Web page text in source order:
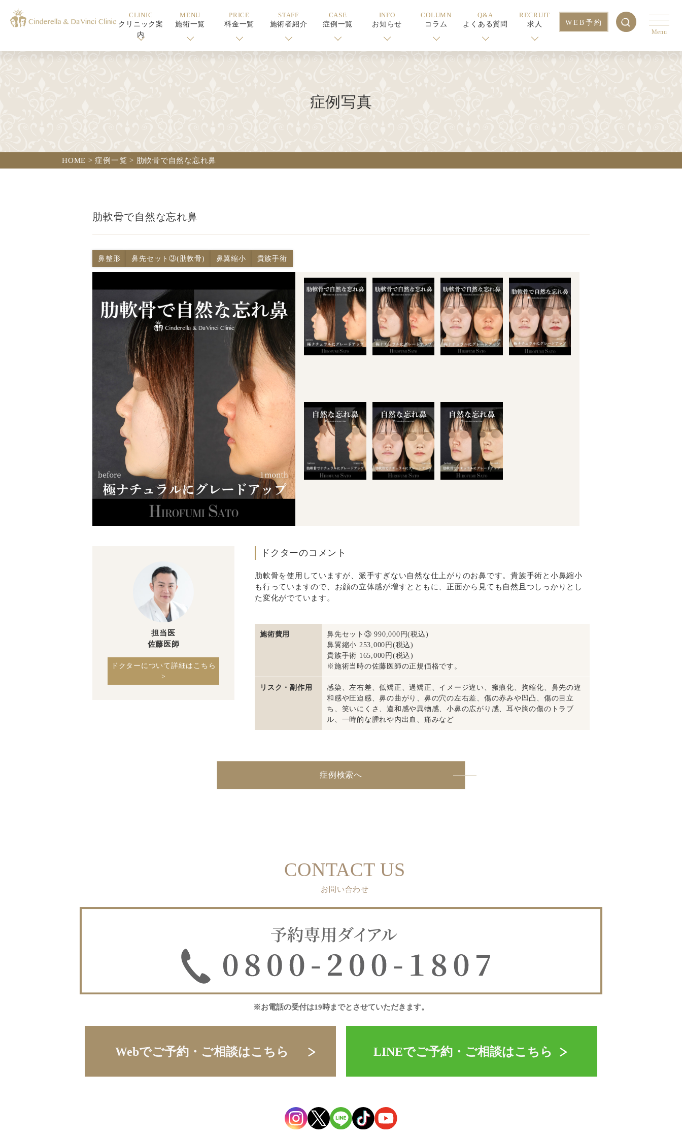
CLINIC
クリニック案
内
MENU
施術一覧
PRICE
料金一覧
STAFF
施術者紹介
CASE
症例一覧
INFO
お知らせ
COLUMN
コラム
Q&A
よくある質問
RECRUIT
求人
WEB予約
Menu
症例写真
HOME >症例一覧 > 肋軟骨で自然な忘れ鼻
肋軟骨で自然な忘れ鼻
鼻整形 鼻先セット③(肋軟骨) 鼻翼縮小 貴族手術
ドクターのコメント
肋軟骨を使用していますが、派手すぎない自然な仕上がりのお鼻です。貴族手術と小鼻縮小
も行っていますので、お顔の立体感が増すとともに、正面から見ても自然且つしっかりとし
た変化がでています。
担当医
佐藤医師
ドクターについて詳細はこちら
>
施術費用
鼻先セット③ 990,000円(税込)
鼻翼縮小 253,000円(税込)
貴族手術 165,000円(税込)
※施術当時の佐藤医師の正規価格です。
リスク・副作用
感染、左右差、低矯正、過矯正、イメージ違い、瘢痕化、拘縮化、鼻先の違
和感や圧迫感、鼻の曲がり、鼻の穴の左右差、傷の赤みや凹凸、傷の目立
ち、笑いにくさ、違和感や異物感、小鼻の広がり感、耳や胸の傷のトラブ
ル、一時的な腫れや内出血、痛みなど
症例検索へ
CONTACT US
お問い合わせ
※お電話の受付は19時までとさせていただきます。